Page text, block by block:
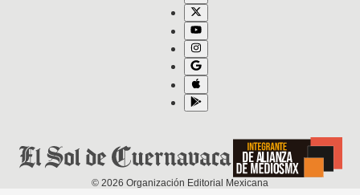
© 2026 Organización Editorial Mexicana